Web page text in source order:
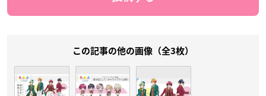
この記事の他の画像（全3枚）